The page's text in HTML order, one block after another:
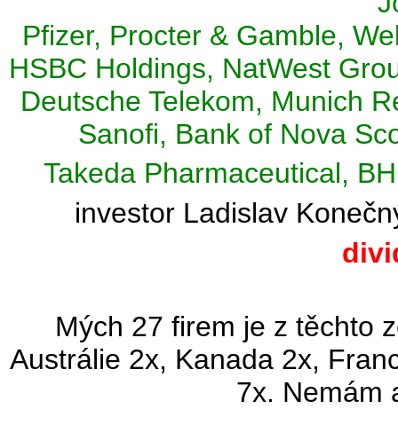
Pfizer, Procter & Gamble,
HSBC Holdings, NatWest
Deutsche Telekom, Munich
Sanofi, Bank of Nova
Takeda Pharmaceutical,
investor Ladislav
Mých 27 firem je z těchto
Austrálie 2x, Kanada 2x,
7x. Nemám